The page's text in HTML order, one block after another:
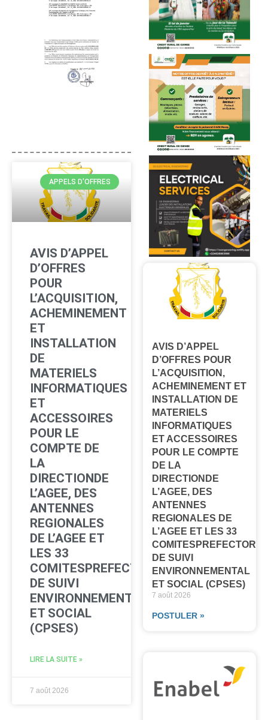
APPELS D'OFFRES
AVIS D’APPEL
D’OFFRES
POUR
L’ACQUISITION,
ACHEMINEMENT
ET
INSTALLATION
DE
MATERIELS
INFORMATIQUES
ET
ACCESSOIRES
POUR LE
COMPTE DE
LA
DIRECTIONDE
L’AGEE, DES
ANTENNES
REGIONALES
DE L’AGEE ET
LES 33
COMITESPREFECTORAUX
DE SUIVI
ENVIRONNEMENTAL
ET SOCIAL
(CPSES)
LIRE LA SUITE »
7 août 2026
AVIS D’APPEL
D’OFFRES POUR
L’ACQUISITION,
ACHEMINEMENT ET
INSTALLATION DE
MATERIELS
INFORMATIQUES
ET ACCESSOIRES
POUR LE COMPTE
DE LA
DIRECTIONDE
L’AGEE, DES
ANTENNES
REGIONALES DE
L’AGEE ET LES 33
DE SUIVI
ENVIRONNEMENTAL
ET SOCIAL (CPSES)
7 août 2026
POSTULER »